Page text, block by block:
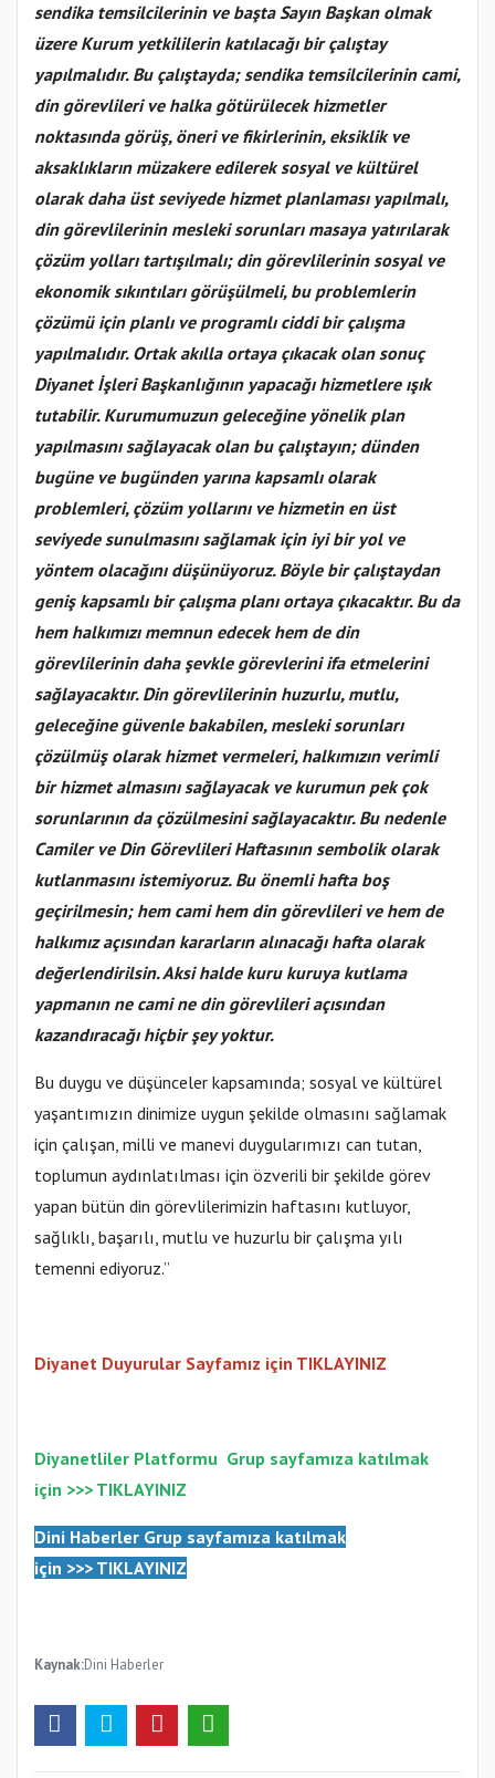
sendika temsilcilerinin ve başta Sayın Başkan olmak
üzere Kurum yetkililerin katılacağı bir çalıştay
yapılmalıdır. Bu çalıştayda; sendika temsilcilerinin cami,
din görevlileri ve halka götürülecek hizmetler
noktasında görüş, öneri ve fikirlerinin, eksiklik ve
aksaklıkların müzakere edilerek sosyal ve kültürel
olarak daha üst seviyede hizmet planlaması yapılmalı,
din görevlilerinin mesleki sorunları masaya yatırılarak
çözüm yolları tartışılmalı; din görevlilerinin sosyal ve
ekonomik sıkıntıları görüşülmeli, bu problemlerin
çözümü için planlı ve programlı ciddi bir çalışma
yapılmalıdır. Ortak akılla ortaya çıkacak olan sonuç
Diyanet İşleri Başkanlığının yapacağı hizmetlere ışık
tutabilir. Kurumumuzun geleceğine yönelik plan
yapılmasını sağlayacak olan bu çalıştayın; dünden
bugüne ve bugünden yarına kapsamlı olarak
problemleri, çözüm yollarını ve hizmetin en üst
seviyede sunulmasını sağlamak için iyi bir yol ve
yöntem olacağını düşünüyoruz. Böyle bir çalıştaydan
geniş kapsamlı bir çalışma planı ortaya çıkacaktır. Bu da
hem halkımızı memnun edecek hem de din
görevlilerinin daha şevkle görevlerini ifa etmelerini
sağlayacaktır. Din görevlilerinin huzurlu, mutlu,
geleceğine güvenle bakabilen, mesleki sorunları
çözülmüş olarak hizmet vermeleri, halkımızın verimli
bir hizmet almasını sağlayacak ve kurumun pek çok
sorunlarının da çözülmesini sağlayacaktır. Bu nedenle
Camiler ve Din Görevlileri Haftasının sembolik olarak
kutlanmasını istemiyoruz. Bu önemli hafta boş
geçirilmesin; hem cami hem din görevlileri ve hem de
halkımız açısından kararların alınacağı hafta olarak
değerlendirilsin. Aksi halde kuru kuruya kutlama
yapmanın ne cami ne din görevlileri açısından
kazandıracağı hiçbir şey yoktur.
Bu duygu ve düşünceler kapsamında; sosyal ve kültürel
yaşantımızın dinimize uygun şekilde olmasını sağlamak
için çalışan, milli ve manevi duygularımızı can tutan,
toplumun aydınlatılması için özverili bir şekilde görev
yapan bütün din görevlilerimizin haftasını kutluyor,
sağlıklı, başarılı, mutlu ve huzurlu bir çalışma yılı
temenni ediyoruz.”
Diyanet Duyurular Sayfamız için TIKLAYINIZ
Diyanetliler Platformu Grup sayfamıza katılmak
için >>> TIKLAYINIZ
Dini Haberler Grup sayfamıza katılmak
için >>> TIKLAYINIZ
Kaynak:Dini Haberler